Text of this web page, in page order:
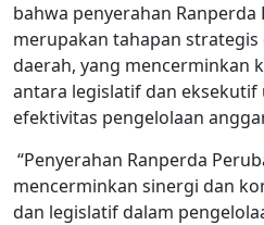
bahwa penyerahan Ranperda
merupakan tahapan
daerah, yang mencerminkan
antara legislatif dan
efektivitas pengelolaan
“Penyerahan Ranperda
mencerminkan sinergi dan
dan legislatif dalam